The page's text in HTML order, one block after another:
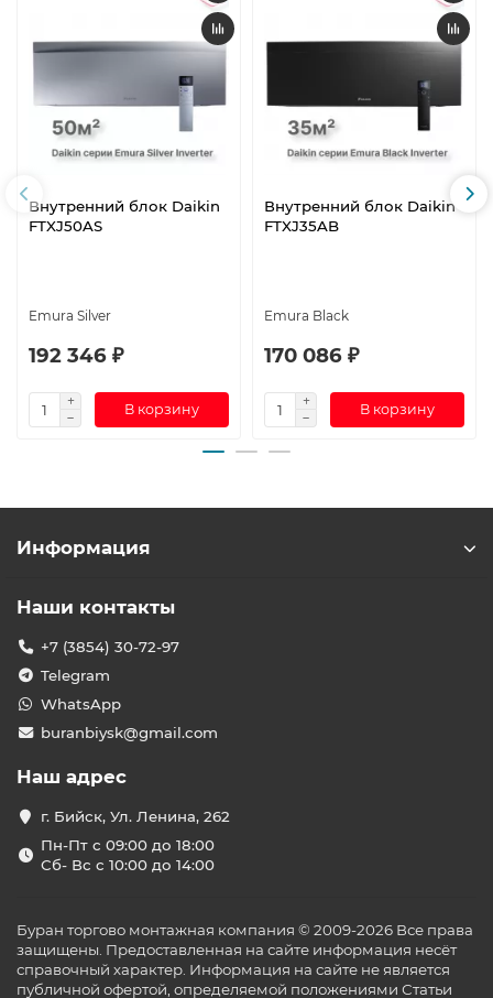
Внутренний блок Daikin
FTXJ50AS
Emura Silver
192 346 ₽
В корзину
Внутренний блок Daikin
FTXJ35AB
Emura Black
170 086 ₽
В корзину
Информация
Наши контакты
+7 (3854) 30-72-97
Telegram
WhatsApp
buranbiysk@gmail.com
Наш адрес
г. Бийск, Ул. Ленина, 262
Пн-Пт с 09:00 до 18:00
Сб- Вс с 10:00 до 14:00
Буран торгово монтажная компания © 2009-2026 Все права
защищены. Предоставленная на сайте информация несёт
справочный характер. Информация на сайте не является
публичной офертой, определяемой положениями Статьи